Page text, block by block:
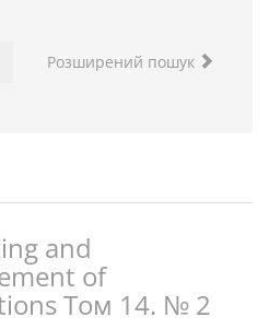
Розширений пошук
and
of
Том 14. № 2